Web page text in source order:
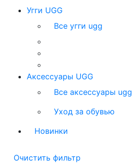
Угги UGG
Все угги ugg
Аксессуары UGG
Все аксессуары ugg
Уход за обувью
Новинки
Очистить фильтр